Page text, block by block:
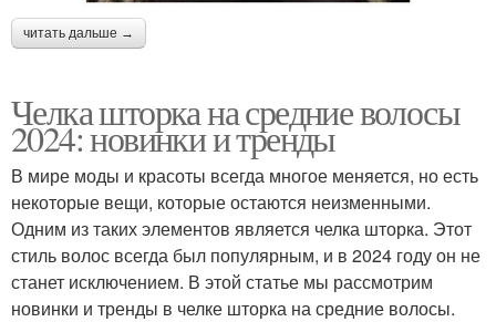
читать дальше →
Челка шторка на средние волосы
2024: новинки и тренды
В мире моды и красоты всегда многое меняется, но есть
некоторые вещи, которые остаются неизменными.
Одним из таких элементов является челка шторка. Этот
стиль волос всегда был популярным, и в 2024 году он не
станет исключением. В этой статье мы рассмотрим
новинки и тренды в челке шторка на средние волосы.